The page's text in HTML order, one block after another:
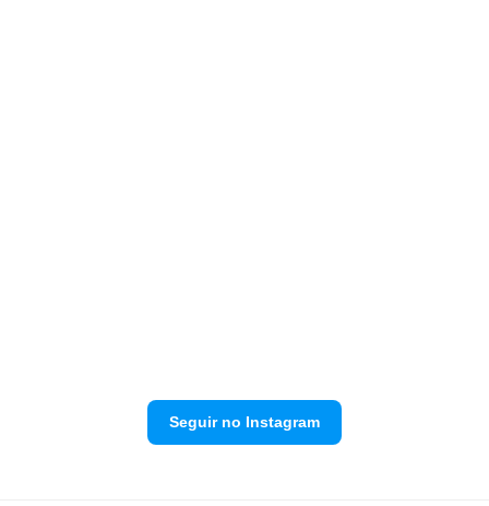
Seguir no Instagram